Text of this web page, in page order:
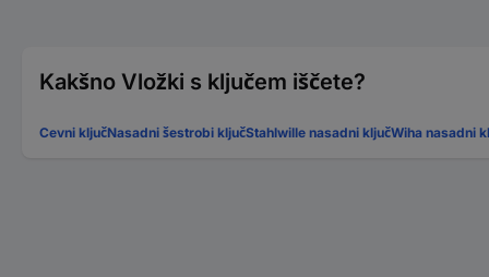
Kakšno Vložki s ključem iščete?
Cevni ključNasadni šestrobi ključStahlwille nasadni ključWiha nasadni